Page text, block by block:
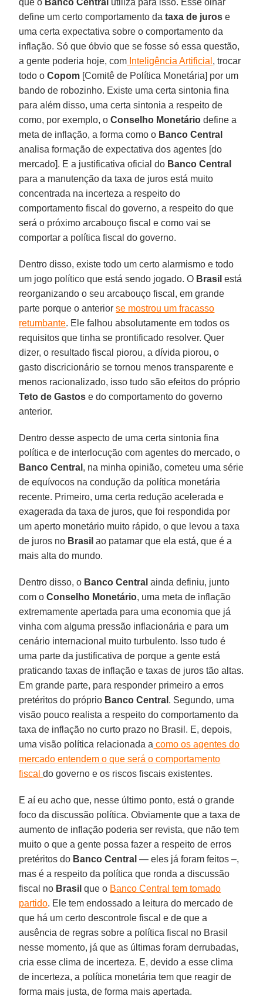
define um certo comportamento dataxa de juros e
uma certa expectativa sobre o comportamento da
inflação. Só que óbvio que se fosse só essa questão,
a gente poderia hoje, com Inteligência Artificial , trocar
todo oCopom [Comitê de Política Monetária] por um
bando de robozinho. Existe uma certa sintonia fina
para além disso, uma certa sintonia a respeito de
como, por exemplo, oConselho Monetário define a
meta de inflação, a forma como o Banco Central
analisa formação de expectativa dos agentes [do
mercado]. E a justificativa oficial do Banco Central
para a manutenção da taxa de juros está muito
concentrada na incerteza a respeito do
comportamento fiscal do governo, a respeito do que
será o próximo arcabouço fiscal e como vai se
comportar a política fiscal do governo.
Dentro disso, existe todo um certo alarmismo e todo
um jogo político que está sendo jogado. O Brasil está
reorganizando o seu arcabouço fiscal, em grande
parte porque o anteriorse mostrou um fracasso
retumbante. Ele falhou absolutamente em todos os
requisitos que tinha se prontificado resolver. Quer
dizer, o resultado fiscal piorou, a dívida piorou, o
gasto discricionário se tornou menos transparente e
menos racionalizado, isso tudo são efeitos do próprio
Teto de Gastos e do comportamento do governo
anterior.
Dentro desse aspecto de uma certa sintonia fina
política e de interlocução com agentes do mercado, o
Banco Central , na minha opinião, cometeu uma série
de equívocos na condução da política monetária
recente. Primeiro, uma certa redução acelerada e
exagerada da taxa de juros, que foi respondida por
um aperto monetário muito rápido, o que levou a taxa
de juros no Brasil ao patamar que ela está, que é a
mais alta do mundo.
Dentro disso, o Banco Central ainda definiu, junto
com oConselho Monetário, uma meta de inflação
extremamente apertada para uma economia que já
vinha com alguma pressão inflacionária e para um
cenário internacional muito turbulento. Isso tudo é
uma parte da justificativa de porque a gente está
praticando taxas de inflação e taxas de juros tão altas.
Em grande parte, para responder primeiro a erros
pretéritos do próprio Banco Central . Segundo, uma
visão pouco realista a respeito do comportamento da
taxa de inflação no curto prazo no Brasil. E, depois,
uma visão política relacionada a como os agentes do
mercado entendem o que será o comportamento
fiscaldo governo e os riscos fiscais existentes.
E aí eu acho que, nesse último ponto, está o grande
foco da discussão política. Obviamente que a taxa de
aumento de inflação poderia ser revista, que não tem
muito o que a gente possa fazer a respeito de erros
pretéritos do Banco Central — eles já foram feitos –,
mas é a respeito da política que ronda a discussão
fiscal no Brasil que o Banco Central tem tomado
partido. Ele tem endossado a leitura do mercado de
que há um certo descontrole fiscal e de que a
ausência de regras sobre a política fiscal no Brasil
nesse momento, já que as últimas foram derrubadas,
cria esse clima de incerteza. E, devido a esse clima
de incerteza, a política monetária tem que reagir de
forma mais justa, de forma mais apertada.